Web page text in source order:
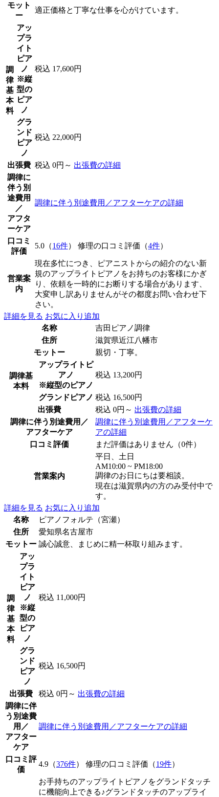
モット
ー
適正価格と丁寧な仕事を心がけています。
調
律
基
本
料
アッ
プラ
イト
ピア
ノ
※縦
型の
ピア
ノ
税込 17,600円
グラ
ンド
ピア
ノ
税込 22,000円
出張費 税込 0円～ 出張費の詳細
調律に
伴う別
途費用
／
アフタ
ーケア
調律に伴う別途費用／アフターケアの詳細
口コミ
評価
5.0（16件） 修理の口コミ評価（4件）
営業案
内
現在多忙につき、ピアニストからの紹介のない新
規のアップライトピアノをお持ちのお客様にかぎ
り、依頼を一時的にお断りする場合があります、
大変申し訳ありませんがその都度お問い合わせ下
さい。
詳細を見る お気に入り追加
名称
吉田ピアノ調律
住所
滋賀県近江八幡市
モットー
親切・丁寧。
調律基
本料
アップライトピ
アノ
※縦型のピアノ
税込 13,200円
グランドピアノ 税込 16,500円
出張費
税込 0円～ 出張費の詳細
調律に伴う別途費用／
アフターケア
調律に伴う別途費用／アフターケ
アの詳細
口コミ評価
まだ評価はありません（0件）
営業案内
平日、土日
AM10:00 ~ PM18:00
調律のお日にちは要相談。
現在は滋賀県内の方のみ受付中で
す。
詳細を見る お気に入り追加
名称
ピアノフォルテ（宮瀬）
住所
愛知県名古屋市
モットー 誠心誠意、まじめに精一杯取り組みます。
調
律
基
本
料
アッ
プラ
イト
ピア
ノ
※縦
型の
ピア
ノ
税込 11,000円
グラ
ンド
ピア
ノ
税込 16,500円
出張費 税込 0円～ 出張費の詳細
調律に伴
う別途費
用／
アフター
ケア
調律に伴う別途費用／アフターケアの詳細
口コミ評
価
4.9（376件） 修理の口コミ評価（19件）
お手持ちのアップライトピアノをグランドタッチ
に機能向上できる♪グランドタッチのアップライ